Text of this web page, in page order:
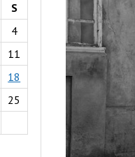
S
4
11
18
25